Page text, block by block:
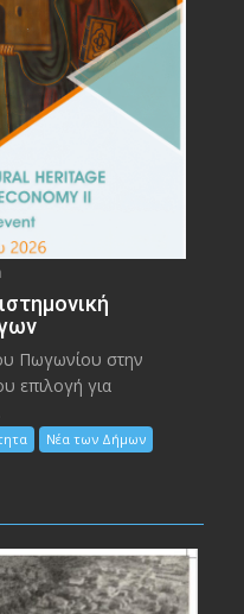
Πωγωνίου στην
επιλογή για
Νέα των Δήμων